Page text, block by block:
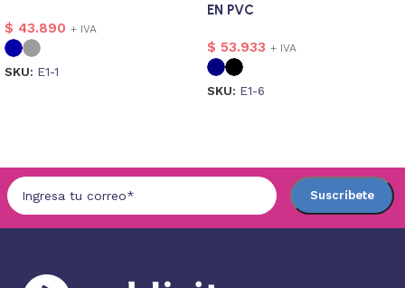
$ 43.890 + IVA
SKU: E1-1
EN PVC
$ 53.933 + IVA
SKU: E1-6